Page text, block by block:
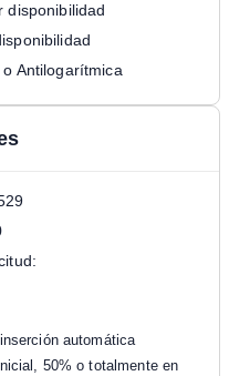
disponibilidad
Antilogarítmica
automática
50% o totalmente en